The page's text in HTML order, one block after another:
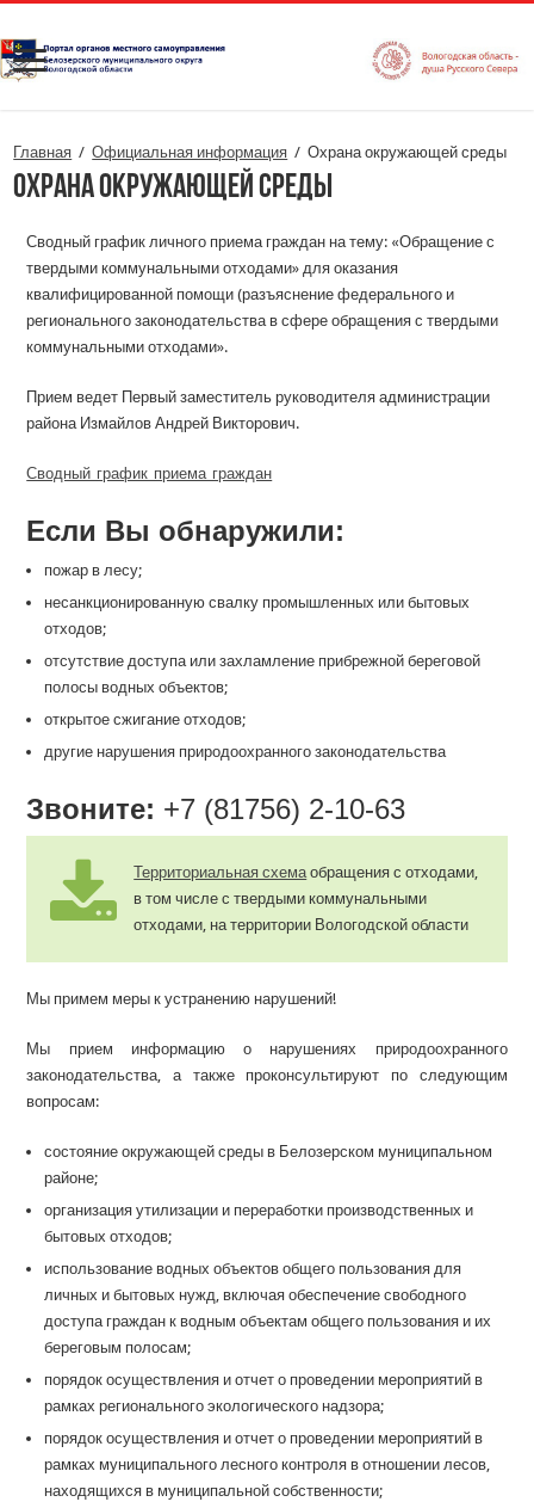
Главная / Официальная информация / Охрана окружающей среды
Охрана окружающей среды
Сводный график личного приема граждан на тему: «Обращение с
твердыми коммунальными отходами» для оказания
квалифицированной помощи (разъяснение федерального и
регионального законодательства в сфере обращения с твердыми
коммунальными отходами».
Прием ведет Первый заместитель руководителя администрации
района Измайлов Андрей Викторович.
Сводный_график_приема_граждан
Если Вы обнаружили:
пожар в лесу;
несанкционированную свалку промышленных или бытовых
отходов;
отсутствие доступа или захламление прибрежной береговой
полосы водных объектов;
открытое сжигание отходов;
другие нарушения природоохранного законодательства
Звоните: +7 (81756) 2-10-63
Территориальная схемаобращения с отходами,
в том числе с твердыми коммунальными
отходами, на территории Вологодской области
Мы примем меры к устранению нарушений!
Мы прием информацию о нарушениях природоохранного
законодательства, а также проконсультируют по следующим
вопросам:
состояние окружающей среды в Белозерском муниципальном
районе;
организация утилизации и переработки производственных и
бытовых отходов;
использование водных объектов общего пользования для
личных и бытовых нужд, включая обеспечение свободного
доступа граждан к водным объектам общего пользования и их
береговым полосам;
порядок осуществления и отчет о проведении мероприятий в
рамках регионального экологического надзора;
порядок осуществления и отчет о проведении мероприятий в
рамках муниципального лесного контроля в отношении лесов,
находящихся в муниципальной собственности;